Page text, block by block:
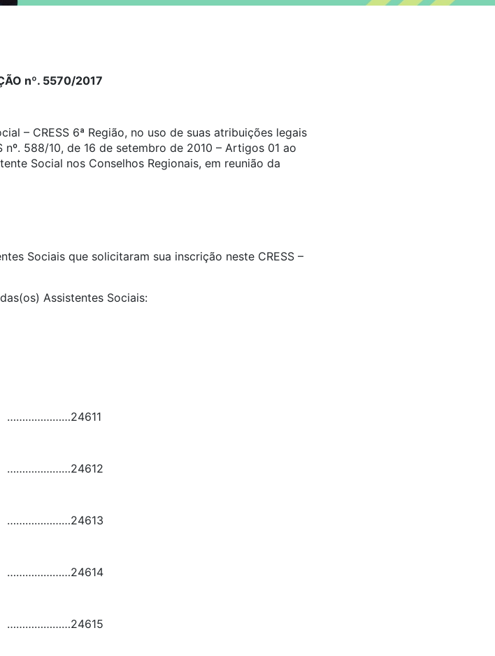
nº. 5570/2017
– CRESS 6ª Região, no uso de suas atribuições legais
588/10, de 16 de setembro de 2010 – Artigos 01 ao
Social nos Conselhos Regionais, em reunião da
Sociais que solicitaram sua inscrição neste CRESS –
Assistentes Sociais:
…………………24611
…………………24612
…………………24613
…………………24614
…………………24615